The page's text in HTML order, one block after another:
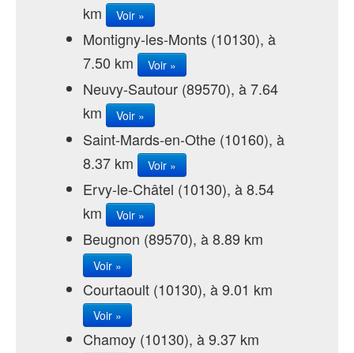
km
Voir »
Montigny-les-Monts (10130), à
7.50 km
Voir »
Neuvy-Sautour (89570), à 7.64
km
Voir »
Saint-Mards-en-Othe (10160), à
8.37 km
Voir »
Ervy-le-Châtel (10130), à 8.54
km
Voir »
Beugnon (89570), à 8.89 km
Voir »
Courtaoult (10130), à 9.01 km
Voir »
Chamoy (10130), à 9.37 km